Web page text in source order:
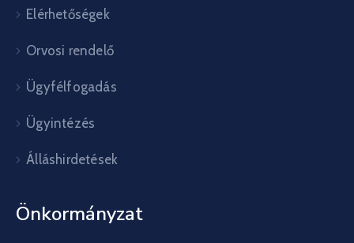
Elérhetőségek
Orvosi rendelő
Ügyfélfogadás
Ügyintézés
Álláshirdetések
Önkormányzat